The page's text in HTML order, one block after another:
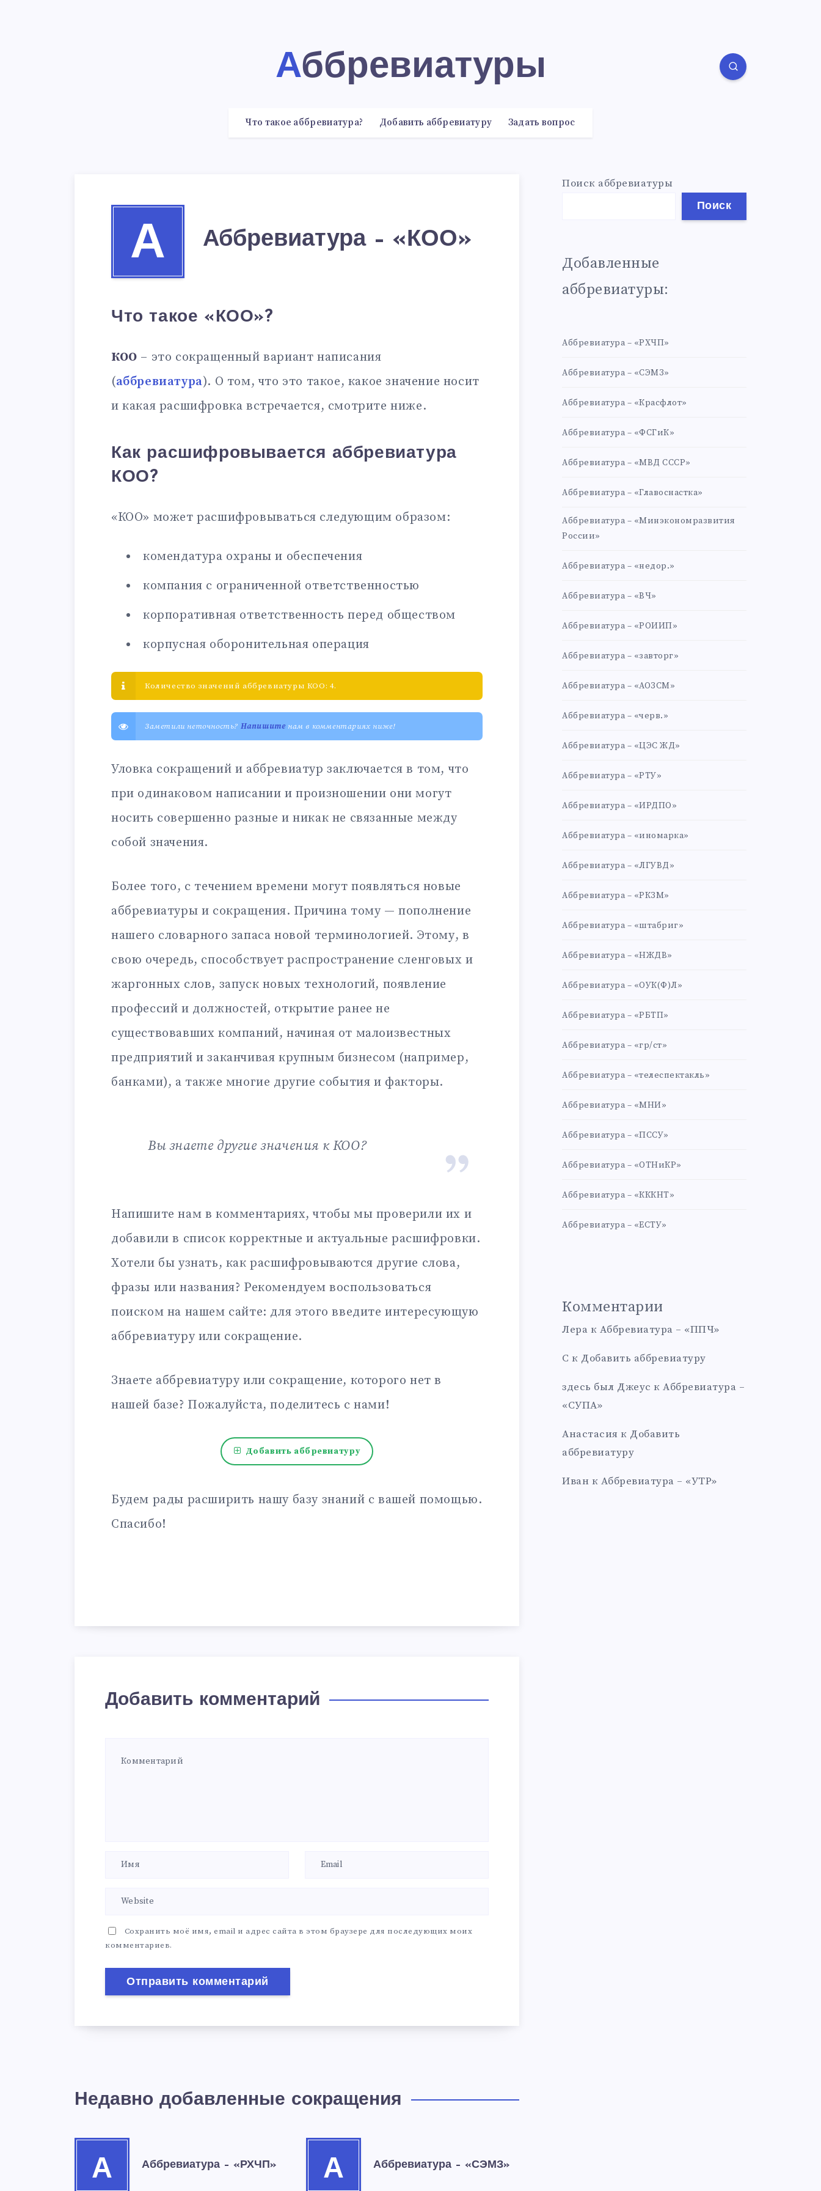
Аббревиатуры
Что такое аббревиатура? Добавить аббревиатуру Задать вопрос
А Аббревиатура – «КОО»
Что такое «КОО»?
КОО – это сокращенный вариант написания
(аббревиатура). О том, что это такое, какое значение носит
и какая расшифровка встречается, смотрите ниже.
Как расшифровывается аббревиатура
КОО?
«КОО» может расшифровываться следующим образом:
комендатура охраны и обеспечения
компания с ограниченной ответственностью
корпоративная ответственность перед обществом
корпусная оборонительная операция
Количество значений аббревиатуры КОО: 4.
Заметили неточность? Напишитенам в комментариях ниже!
Уловка сокращений и аббревиатур заключается в том, что
при одинаковом написании и произношении они могут
носить совершенно разные и никак не связанные между
собой значения.
Более того, с течением времени могут появляться новые
аббревиатуры и сокращения. Причина тому — пополнение
нашего словарного запаса новой терминологией. Этому, в
свою очередь, способствует распространение сленговых и
жаргонных слов, запуск новых технологий, появление
профессий и должностей, открытие ранее не
существовавших компаний, начиная от малоизвестных
предприятий и заканчивая крупным бизнесом (например,
банками), а также многие другие события и факторы.
Вы знаете другие значения к КОО?
Напишите нам в комментариях, чтобы мы проверили их и
добавили в список корректные и актуальные расшифровки.
Хотели бы узнать, как расшифровываются другие слова,
фразы или названия? Рекомендуем воспользоваться
поиском на нашем сайте: для этого введите интересующую
аббревиатуру или сокращение.
Знаете аббревиатуру или сокращение, которого нет в
нашей базе? Пожалуйста, поделитесь с нами!
Добавить аббревиатуру
Будем рады расширить нашу базу знаний с вашей помощью.
Спасибо!
Добавить комментарий
Сохранить моё имя, email и адрес сайта в этом браузере для последующих моих
комментариев.
Недавно добавленные сокращения
А Аббревиатура – «РХЧП» А Аббревиатура – «СЭМЗ»
Поиск аббревиатуры
Поиск
Добавленные
аббревиатуры:
Аббревиатура – «РХЧП»
Аббревиатура – «СЭМЗ»
Аббревиатура – «Красфлот»
Аббревиатура – «ФСГиК»
Аббревиатура – «МВД СССР»
Аббревиатура – «Главоснастка»
Аббревиатура – «Минэкономразвития
России»
Аббревиатура – «недор.»
Аббревиатура – «ВЧ»
Аббревиатура – «РОИИП»
Аббревиатура – «завторг»
Аббревиатура – «АОЗСМ»
Аббревиатура – «черв.»
Аббревиатура – «ЦЭС ЖД»
Аббревиатура – «РТУ»
Аббревиатура – «ИРДПО»
Аббревиатура – «иномарка»
Аббревиатура – «ЛГУВД»
Аббревиатура – «РКЗМ»
Аббревиатура – «штабриг»
Аббревиатура – «НЖДВ»
Аббревиатура – «ОУК(Ф)Л»
Аббревиатура – «РБТП»
Аббревиатура – «гр/ст»
Аббревиатура – «телеспектакль»
Аббревиатура – «МНИ»
Аббревиатура – «ПССУ»
Аббревиатура – «ОТНиКР»
Аббревиатура – «КККНТ»
Аббревиатура – «ЕСТУ»
Комментарии
Лера к Аббревиатура – «ППЧ»
С к Добавить аббревиатуру
здесь был Джеус к Аббревиатура –
«СУПА»
Анастасия к Добавить
аббревиатуру
Иван к Аббревиатура – «УТР»